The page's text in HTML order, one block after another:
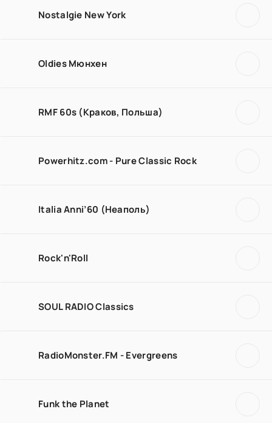
Nostalgie New York
Oldies Мюнхен
RMF 60s (Краков, Польша)
Powerhitz.com - Pure Classic Rock
Italia Anni’60 (Неаполь)
Rock'n'Roll
SOUL RADIO Classics
RadioMonster.FM - Evergreens
Funk the Planet